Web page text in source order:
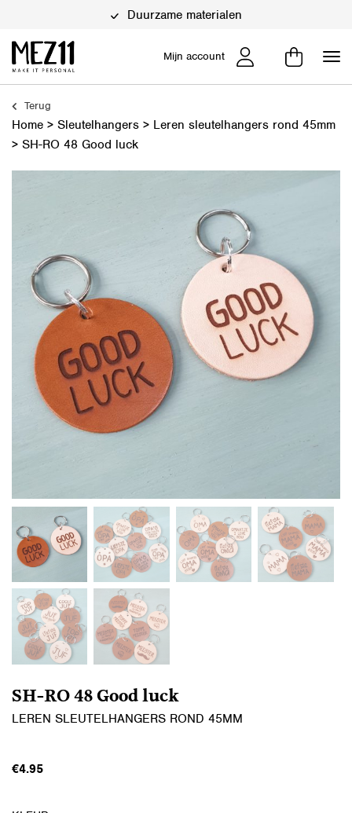
Duurzame materialen
Mijn account
Terug
Home > Sleutelhangers > Leren sleutelhangers rond 45mm
> SH-RO 48 Good luck
SH-RO 48 Good luck
LEREN SLEUTELHANGERS ROND 45MM
€4.95